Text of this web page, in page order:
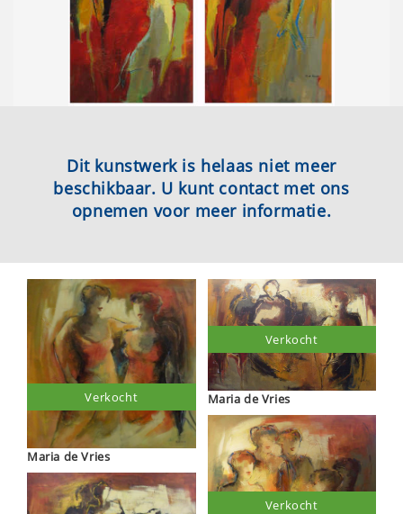
Dit kunstwerk is helaas niet meer
beschikbaar. U kunt contact met ons
opnemen voor meer informatie.
Maria de Vries
Verkocht Maria de Vries
Verkocht
Verkocht